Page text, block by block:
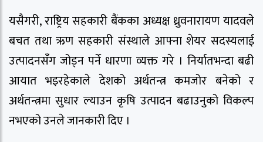
यसैगरी, राष्ट्रिय सहकारी बैंकका अध्यक्ष ध्रुवनारायण यादवले
बचत तथा ऋण सहकारी संस्थाले आफ्ना शेयर सदस्यलाई
उत्पादनसँग जोड्न पर्ने धारणा व्यक्त गरे । निर्यातभन्दा बढी
आयात भइरहेकाले देशको अर्थतन्त्र कमजोर बनेको र
अर्थतन्त्रमा सुधार ल्याउन कृषि उत्पादन बढाउनुको विकल्प
नभएको उनले जानकारी दिए ।